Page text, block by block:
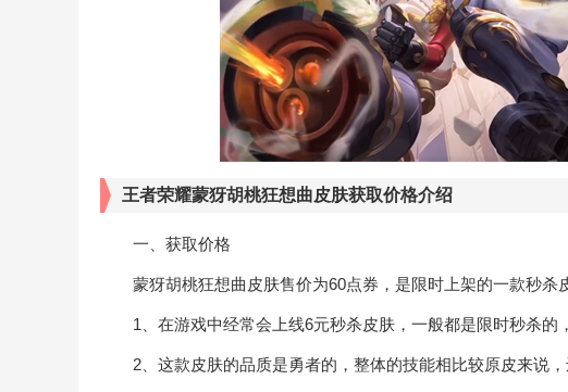
王者荣耀蒙犽胡桃狂想曲皮肤获取价格介绍
一、获取价格
蒙犽胡桃狂想曲皮肤售价为60点券，是限时上架的一款秒杀
1、在游戏中经常会上线6元秒杀皮肤，一般都是限时秒杀的
2、这款皮肤的品质是勇者的，整体的技能相比较原皮来说，